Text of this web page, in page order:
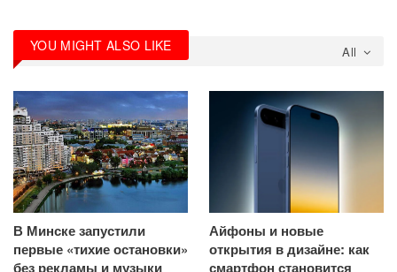
All
YOU MIGHT ALSO LIKE
В Минске запустили
первые «тихие остановки»
без рекламы и музыки
Айфоны и новые
открытия в дизайне: как
смартфон становится